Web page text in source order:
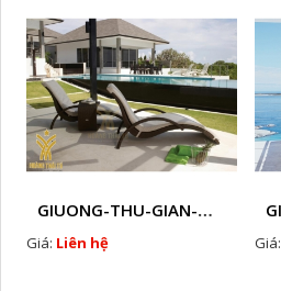
GIUONG-THU-GIAN-MAY-NHUA-HTT - B73
Giá: Liên hệ Giá: